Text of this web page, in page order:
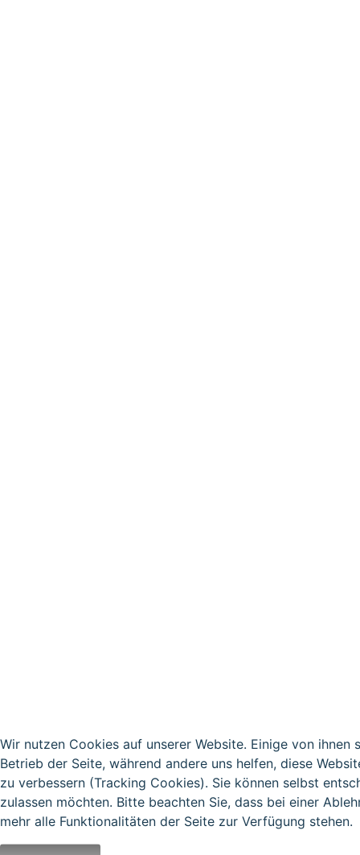
Wir nutzen Cookies auf unserer Website. Einige von ihnen
Betrieb der Seite, während andere uns helfen, diese
zu verbessern (Tracking Cookies). Sie können selbst
zulassen möchten. Bitte beachten Sie, dass bei einer
mehr alle Funktionalitäten der Seite zur Verfügung stehen.